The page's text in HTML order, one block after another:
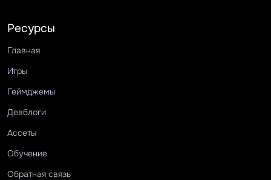
Ресурсы
Главная
Игры
Геймджемы
Девблоги
Ассеты
Обучение
Обратная связь